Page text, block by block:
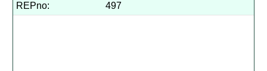
REPno:
497